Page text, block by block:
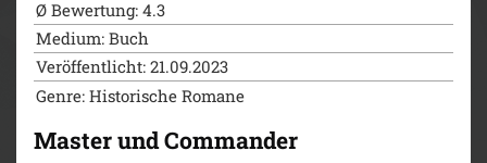
Ø Bewertung: 4.3
Medium: Buch
Veröffentlicht: 21.09.2023
Genre: Historische Romane
Master und Commander